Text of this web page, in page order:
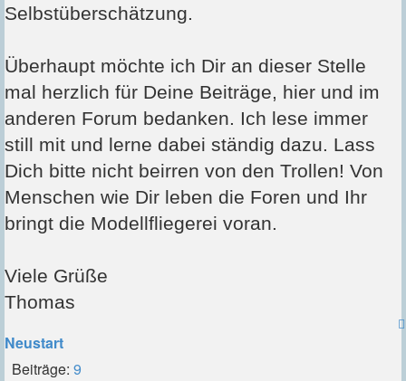
Selbstüberschätzung.
Überhaupt möchte ich Dir an dieser Stelle
mal herzlich für Deine Beiträge, hier und im
anderen Forum bedanken. Ich lese immer
still mit und lerne dabei ständig dazu. Lass
Dich bitte nicht beirren von den Trollen! Von
Menschen wie Dir leben die Foren und Ihr
bringt die Modellfliegerei voran.
Viele Grüße
Thomas
Neustart
Beiträge: 9